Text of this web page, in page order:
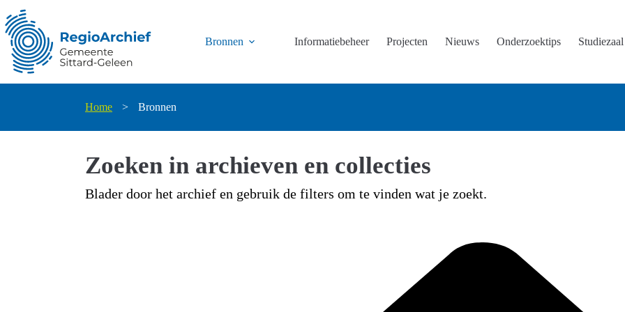
naar
de
inhoud
Bronnen Informatiebeheer Projecten Nieuws Onderzoektips Studiezaal
Home > Bronnen
Zoeken in archieven en collecties
Blader door het archief en gebruik de filters om te vinden wat je zoekt.